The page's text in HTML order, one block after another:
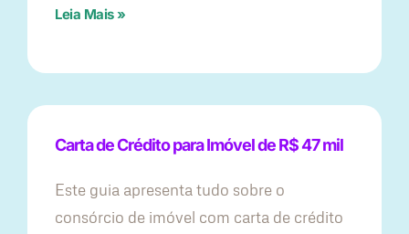
Leia Mais »
Carta de Crédito para Imóvel de R$ 47 mil
Este guia apresenta tudo sobre o
consórcio de imóvel com carta de crédito